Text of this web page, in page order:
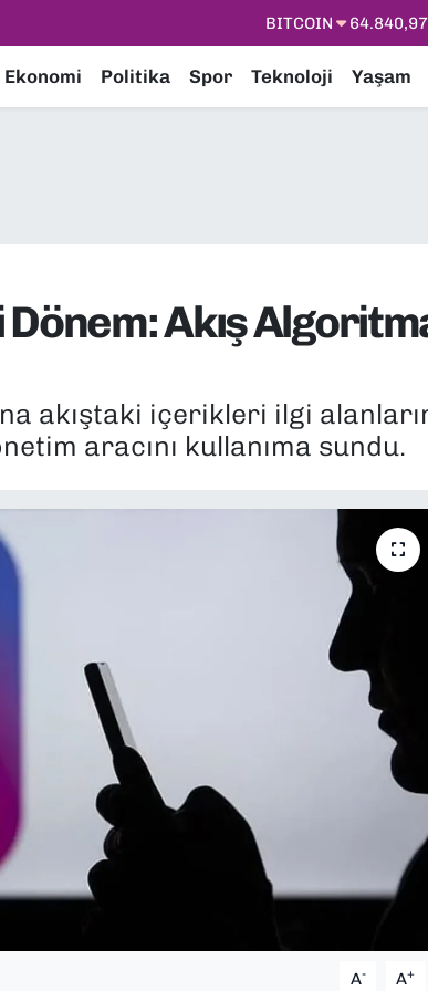
DOLAR
STERLİN
Ekonomi Politika Spor Teknoloji Yaşam
Akış
akıştaki içerikleri ilgi
aracını kullanıma sundu.
A- A+